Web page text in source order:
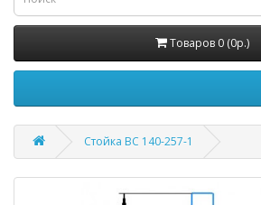
Товаров 0 (0р.)
Стойка ВС 140-257-1